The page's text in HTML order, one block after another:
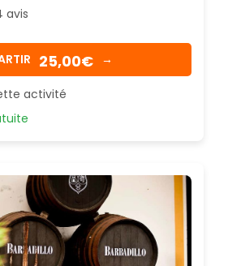
avis
25,00€ →
activité